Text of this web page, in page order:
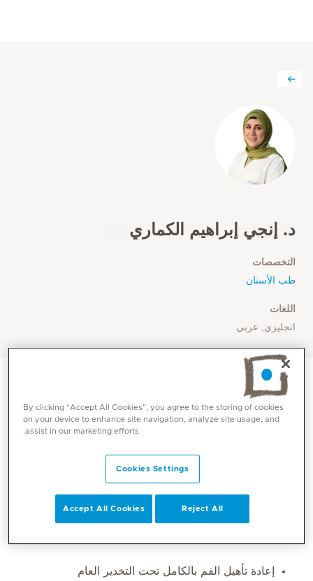
د. إنجي إبراهيم الكماري
التخصصات
طب الأسنان
اللغات
انجليزي, عربي
إعادة تأهيل الفم بالكامل تحت التخدير العام
By clicking “Accept All Cookies”, you agree to the storing of cookies
on your device to enhance site navigation, analyze site usage, and
assist in our marketing efforts.
Cookies Settings
Reject All
Accept All Cookies